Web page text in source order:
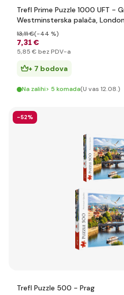
Trefl Prime Puzzle 1000 UFT -
Westminsterska palača,
7,31 €
13,11 €(-44 %)
5,85 € bez PDV-a
+ 7 bodova
Na zalihi> 5 komada(U vas 12.08.)
-52%
Trefl Puzzle 500 - Prag